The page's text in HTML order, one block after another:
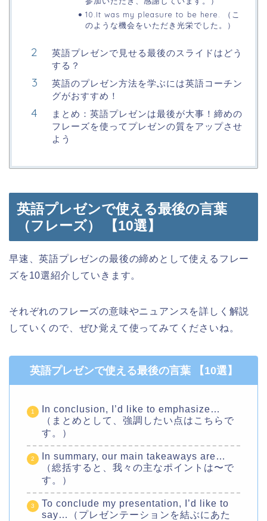
10.It was my pleasure to be here. （こ
のような機会をいただき光栄でした。）
英語プレゼンで見せる最後のスライドはどう
する？
英語のプレゼン方法を学ぶには英語コーチン
グがおすすめ！
まとめ：英語プレゼンは最後が大事！締めの
フレーズを使ってプレゼンの質をアップさせ
よう
英語プレゼンで使える最後の言葉
（フレーズ） 【10選】
早速、英語プレゼンの最後の締めとして使えるフレー
ズを10選紹介していきます。
それぞれのフレーズの意味やニュアンスを詳しく解説
していくので、ぜひ覚えて使ってみてくださいね。
英語プレゼンで使える最後の言葉 【10選】
In conclusion, I’d like to emphasize…
（まとめとして、強調したい点はこちらで
す。）
In summary, our main takeaways are…
（総括すると、我々の主なポイントは〜で
す。）
To conclude my presentation, I’d like to
say…（プレゼンテーションを結ぶにあた